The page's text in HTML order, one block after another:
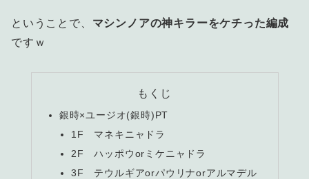
ということで、 マシンノアの神キラーをケチった編成
ですｗ
もくじ
銀時×ユージオ(銀時)PT
1F マネキニャドラ
2F ハッポウorミケニャドラ
3F テウルギアorパウリナorアルマデル